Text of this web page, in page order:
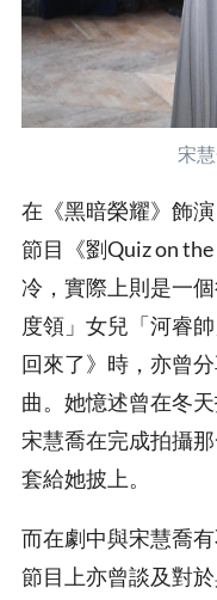
宋
在《黑暗榮耀》飾
節目《劉Quiz on
冷，實際上則是一
度領」女兒「河睿
回來了》時，亦曾
曲。她憶述曾在冬
宋慧喬在完成拍攝
套給她披上。
而在劇中與宋慧喬
節目上亦曾談及對